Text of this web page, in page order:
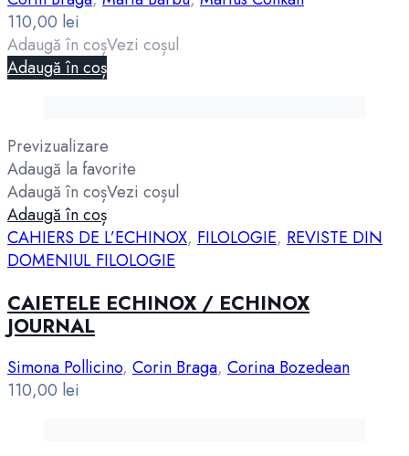
110,00 lei
Adaugă în coșVezi coșul
Adaugă în coș
Previzualizare
Adaugă la favorite
Adaugă în coșVezi coșul
Adaugă în coș
CAHIERS DE L’ECHINOX, FILOLOGIE, REVISTE DIN
DOMENIUL FILOLOGIE
CAIETELE ECHINOX / ECHINOX
JOURNAL
Simona Pollicino, Corin Braga, Corina Bozedean
110,00 lei